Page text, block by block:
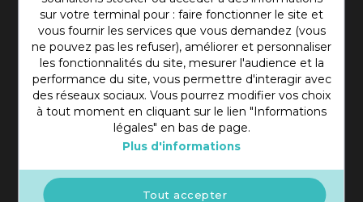
sur votre terminal pour : faire fonctionner le site et
vous fournir les services que vous demandez (vous
ne pouvez pas les refuser), améliorer et personnaliser
les fonctionnalités du site, mesurer l'audience et la
performance du site, vous permettre d'interagir avec
des réseaux sociaux. Vous pourrez modifier vos choix
à tout moment en cliquant sur le lien "Informations
légales" en bas de page.
Plus d'informations
Tout accepter
Rue Mohamed Shim, Rbat Monastir 5000 Tunisie
+216 97 50 60 54
contact@ecoles.com.tn